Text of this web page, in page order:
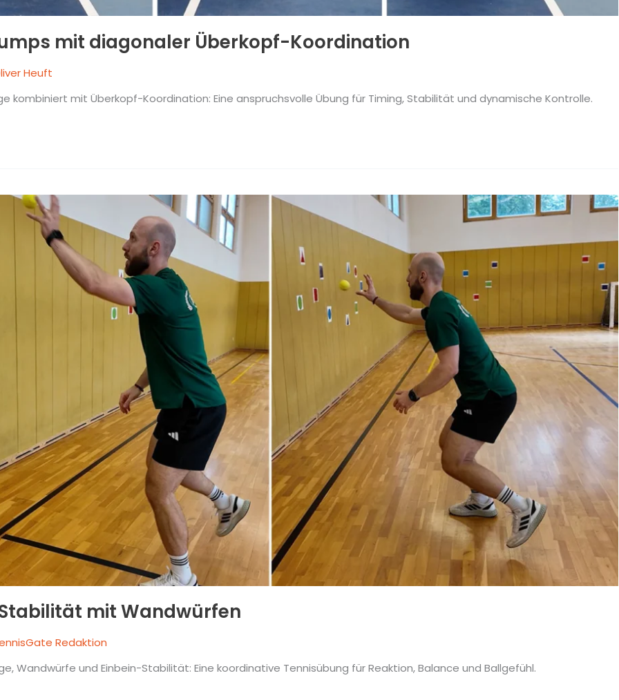
mit diagonaler Überkopf-Koordination
Heuft
kombiniert mit Überkopf-Koordination: Eine anspruchsvolle Übung für Timing, Stabilität und dynamische Kontrolle.
mit Wandwürfen
Redaktion
Wandwürfe und Einbein-Stabilität: Eine koordinative Tennisübung für Reaktion, Balance und Ballgefühl.